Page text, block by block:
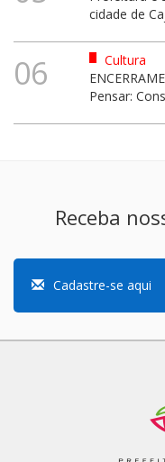
cidade de
06
Cultura
Pensar:
Receba
Cadastre-se aqui